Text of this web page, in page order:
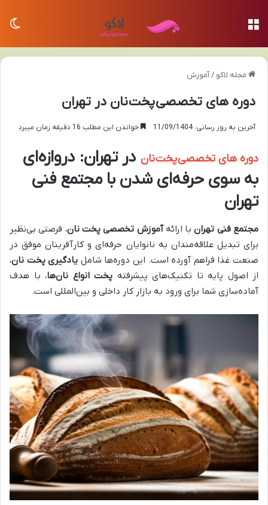
مجله لاکو /آموزش
دوره های تخصصی پخت نان در تهران
آخرین به روز رسانی: 11/09/1404 خواندن این مطلب 16 دقیقه زمان میبرد
دوره های تخصصی پخت نان در تهران: دروازه‌ای
به سوی حرفه‌ای شدن با مجتمع فنی
تهران
مجتمع فنی تهرانبا ارائهآموزش تخصصی پخت نان، فرصتی بی‌نظیر
برای تبدیل علاقه‌مندان به نانوایان حرفه‌ای و کارآفرینان موفق در
صنعت غذا فراهم آورده است. این دوره‌ها شامل یادگیری پخت نان،
از اصول پایه تا تکنیک‌های پیشرفته پخت انواع نان‌ها، با هدف
آماده‌سازی شما برای ورود به بازار کار داخلی و بین‌المللی است.